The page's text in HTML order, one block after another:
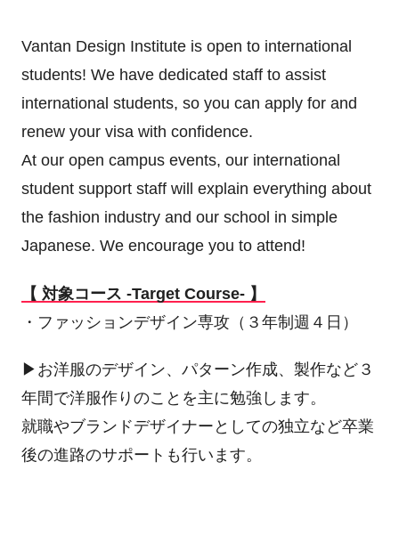
Vantan Design Institute is open to international
students! We have dedicated staff to assist
international students, so you can apply for and
renew your visa with confidence.
At our open campus events, our international
student support staff will explain everything about
the fashion industry and our school in simple
Japanese. We encourage you to attend!
【 対象コース -Target Course- 】
・ファッションデザイン専攻（３年制週４日）
▶お洋服のデザイン、パターン作成、製作など３
年間で洋服作りのことを主に勉強します。
就職やブランドデザイナーとしての独立など卒業
後の進路のサポートも行います。